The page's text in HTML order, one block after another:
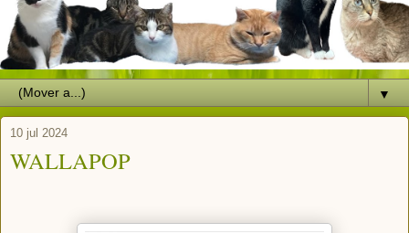
▼
10 jul 2024
WALLAPOP